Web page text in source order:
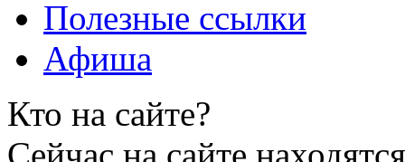
Полезные ссылки
Афиша
Кто на сайте?
Сейчас на сайте